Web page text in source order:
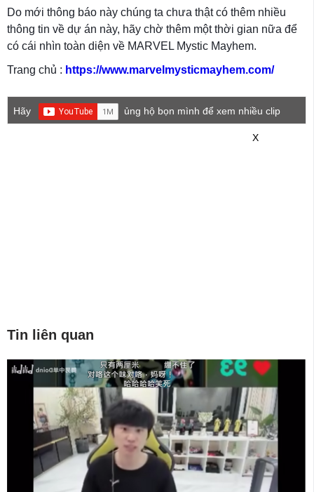
Do mới thông báo này chúng ta chưa thật có thêm nhiều
thông tin về dự án này, hãy chờ thêm một thời gian nữa để
có cái nhìn toàn diện về MARVEL Mystic Mayhem.
Trang chủ : https://www.marvelmysticmayhem.com/
Hãy
ủng hộ bọn mình để xem nhiều clip
X
Tin liên quan